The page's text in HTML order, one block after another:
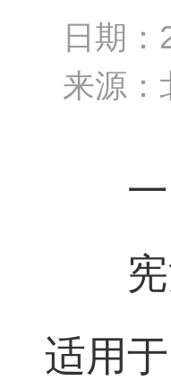
日期：
来源：
适用